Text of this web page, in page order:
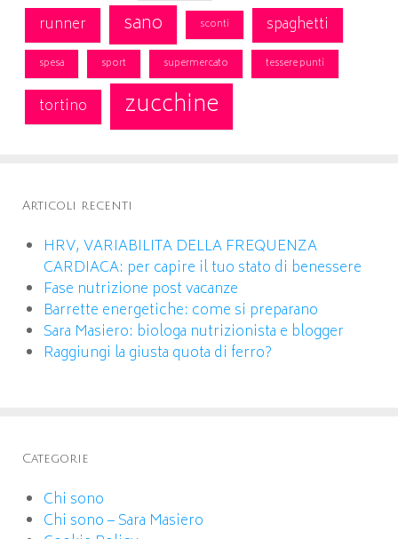
runner sano sconti spaghetti
spesa sport supermercato tessere punti
tortino zucchine
Articoli recenti
HRV, VARIABILITA DELLA FREQUENZA
CARDIACA: per capire il tuo stato di benessere
Fase nutrizione post vacanze
Barrette energetiche: come si preparano
Sara Masiero: biologa nutrizionista e blogger
Raggiungi la giusta quota di ferro?
Categorie
Chi sono
Chi sono – Sara Masiero